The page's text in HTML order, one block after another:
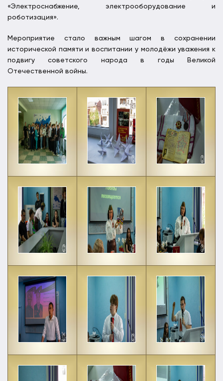
«Электроснабжение, электрооборудование и
роботизация».
Мероприятие стало важным шагом в сохранении
исторической памяти и воспитании у молодёжи уважения к
подвигу советского народа в годы Великой
Отечественной войны.